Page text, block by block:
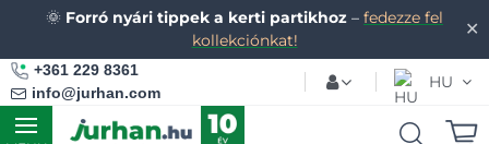
✕
🌞 Forró nyári tippek a kerti partikhoz – fedezze fel
kollekciónkat!
+361 229 8361
info@jurhan.com
HU